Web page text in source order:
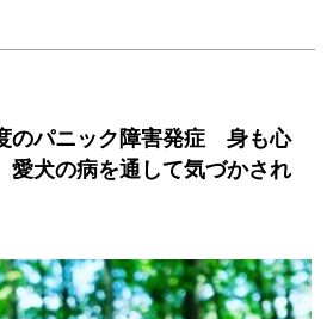
のパニック障害発症 身も心
愛犬の病を通して気づかされ